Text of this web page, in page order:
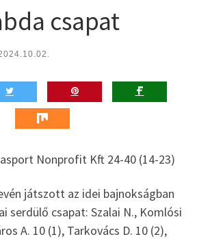
csapat
Nonprofit Kft 24-40 (14-23)
játszott az idei bajnokságban
serdülő csapat: Szalai N., Komlósi
A. 10 (1), Tarkovács D. 10 (2),